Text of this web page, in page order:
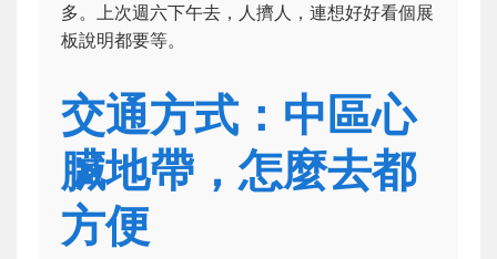
多。上次週六下午去，人擠人，連想好好看個展
板說明都要等。
交通方式：中區心
臟地帶，怎麼去都
方便